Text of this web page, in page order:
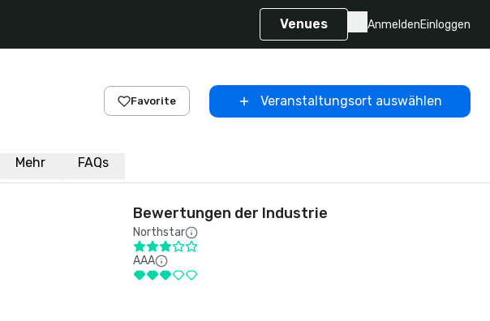
Venues AnmeldenEinloggen
Favorite Veranstaltungsort auswählen
Mehr FAQs
Bewertungen der Industrie
Northstar
AAA